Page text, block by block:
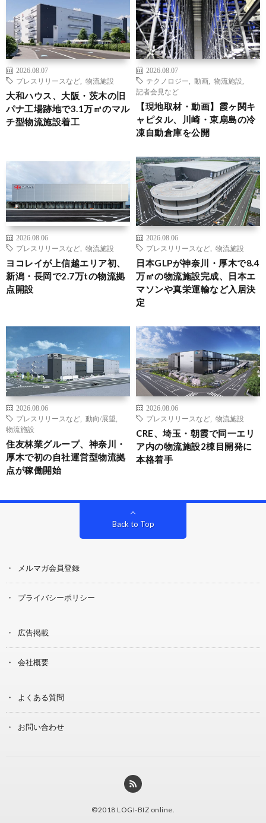
2026.08.07
プレスリリースなど
物流施設
大和ハウス、大阪・茨木の旧
パナ工場跡地で3.1万㎡のマル
チ型物流施設着工
2026.08.07
テクノロジー
動画 物流施設
記者会見など
【現地取材・動画】霞ヶ関キ
ャピタル、川崎・東扇島の冷
凍自動倉庫を公開
2026.08.06
プレスリリースなど
物流施設
ヨコレイが上信越エリア初、
新潟・長岡で2.7万tの物流拠
点開設
2026.08.06
プレスリリースなど
物流施設
日本GLPが神奈川・厚木で8.4
万㎡の物流施設完成、日本エ
マソンや真栄運輸など入居決
定
2026.08.06
プレスリリースなど
動向/展望
物流施設
住友林業グループ、神奈川・
厚木で初の自社運営型物流拠
点が稼働開始
2026.08.06
プレスリリースなど
物流施設
CRE、埼玉・朝霞で同一エリ
ア内の物流施設2棟目開発に
本格着手
Back to Top
メルマガ会員登録
プライバシーポリシー
広告掲載
会社概要
よくある質問
お問い合わせ
©2018 LOGI-BIZ online.